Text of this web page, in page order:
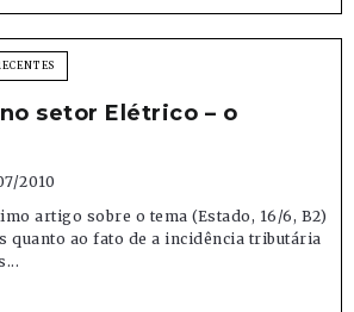
setor Elétrico – o
2010
artigo sobre o tema (Estado, 16/6, B2)
quanto ao fato de a incidência tributária